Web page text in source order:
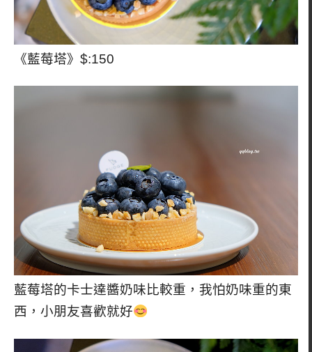
《藍莓塔》$:150
藍莓塔的卡士達醬奶味比較重，我怕奶味重的東
西，小朋友喜歡就好